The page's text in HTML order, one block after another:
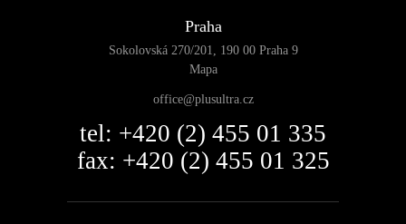
Praha
Sokolovská 270/201, 190 00 Praha 9
Mapa
office@plusultra.cz
tel: +420 (2) 455 01 335
fax: +420 (2) 455 01 325